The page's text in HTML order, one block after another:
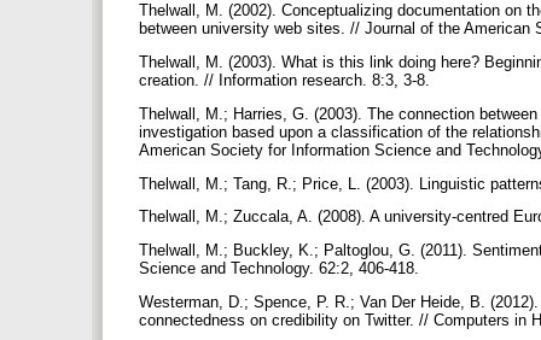
Thelwall, M. (2002). Conceptualizing documentation on
between university web sites. // Journal of the
Thelwall, M. (2003). What is this link doing here?
creation. // Information research. 8:3, 3-8.
Thelwall, M.; Harries, G. (2003). The connection
investigation based upon a classification of the
American Society for Information Science and
Thelwall, M.; Tang, R.; Price, L. (2003). Linguistic
Thelwall, M.; Zuccala, A. (2008). A university-centred
Thelwall, M.; Buckley, K.; Paltoglou, G. (2011).
Science and Technology. 62:2, 406-418.
Westerman, D.; Spence, P. R.; Van Der Heide, B.
connectedness on credibility on Twitter. // Computers in